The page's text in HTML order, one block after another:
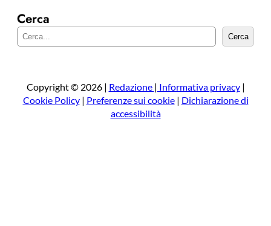
Cerca
e
a
Cerca
Copyright © 2026 | Redazione | Informativa privacy|
Cookie Policy| Preferenze sui cookie| Dichiarazione di
accessibilità